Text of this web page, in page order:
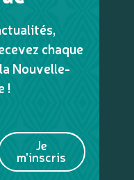
chaque
Nouvelle-
!
Je
m'inscris